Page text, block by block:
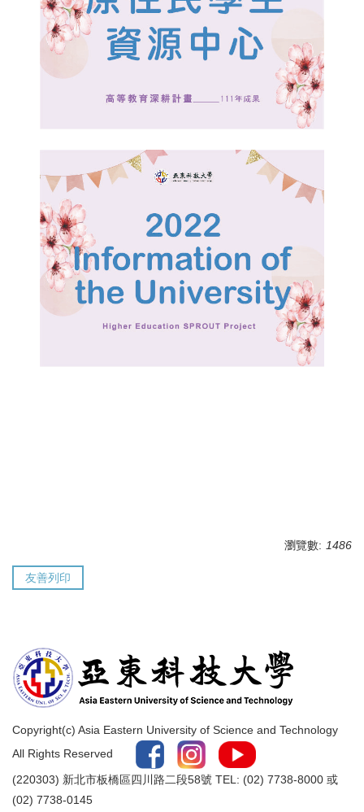
瀏覽數: 1486
友善列印
Copyright(c) Asia Eastern University of Science and Technology
All Rights Reserved
(220303) 新北市板橋區四川路二段58號 TEL: (02) 7738-8000 或
(02) 7738-0145